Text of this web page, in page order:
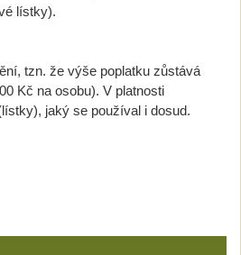
lístky).
tzn. že výše poplatku zůstává
Kč na osobu). V platnosti
jaký se používal i dosud.